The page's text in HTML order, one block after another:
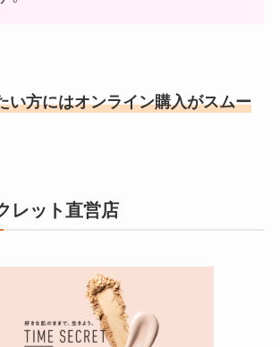
い方にはオンライン購入がスムー
レット直営店